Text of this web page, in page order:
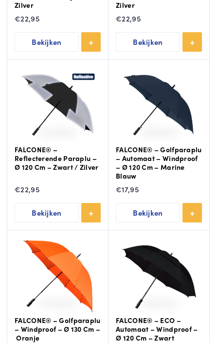
Zilver
€22,95
Bekijken
Zilver
€22,95
Bekijken
FALCONE® –
Reflecterende Paraplu –
Ø 120 Cm – Zwart / Zilver
€22,95
Bekijken
FALCONE® – Golfparaplu
– Automaat – Windproof
– Ø 120 Cm – Marine
Blauw
€17,95
Bekijken
FALCONE® – Golfparaplu
– Windproof – Ø 130 Cm –
Oranje
FALCONE® – ECO –
Automaat – Windproof –
Ø 120 Cm – Zwart